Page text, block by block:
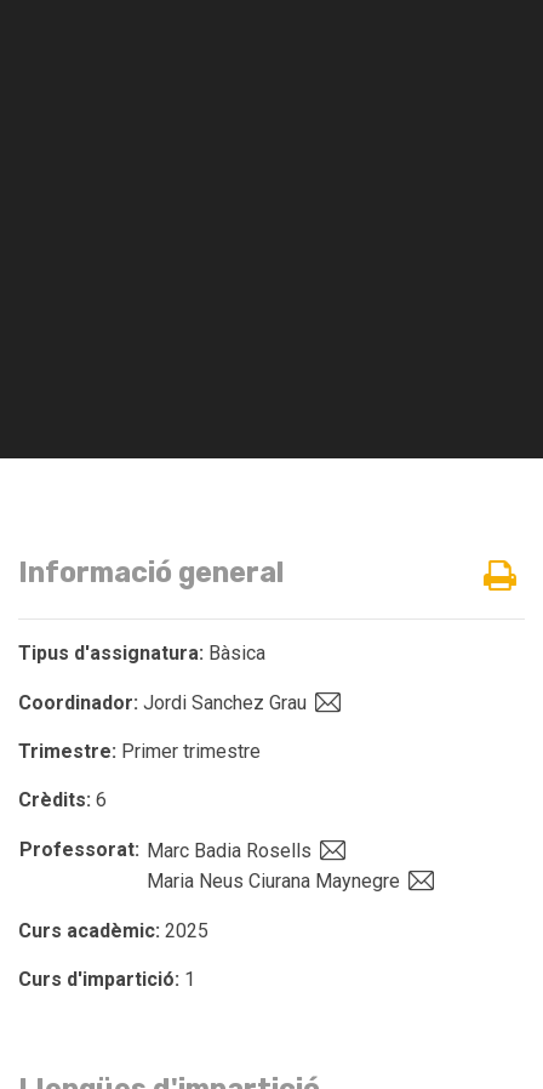
Informació general
Tipus d'assignatura: Bàsica
Coordinador: Jordi Sanchez Grau
Trimestre: Primer trimestre
Crèdits: 6
Professorat: Marc Badia Rosells
Maria Neus Ciurana Maynegre
Curs acadèmic: 2025
Curs d'impartició: 1